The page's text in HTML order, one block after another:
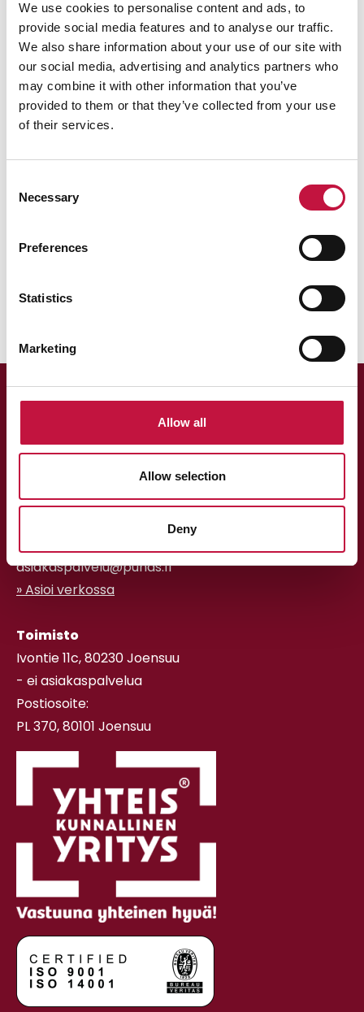
We use cookies to personalise content and ads, to
provide social media features and to analyse our traffic.
We also share information about your use of our site with
our social media, advertising and analytics partners who
may combine it with other information that you’ve
provided to them or that they’ve collected from your use
of their services.
Selection
Necessary
Preferences
Statistics
Marketing
Allow all
Allow selection
Deny
asiakaspalvelu@puhas.fi
» Asioi verkossa
Toimisto
Ivontie 11c, 80230 Joensuu
- ei asiakaspalvelua
Postiosoite:
PL 370, 80101 Joensuu